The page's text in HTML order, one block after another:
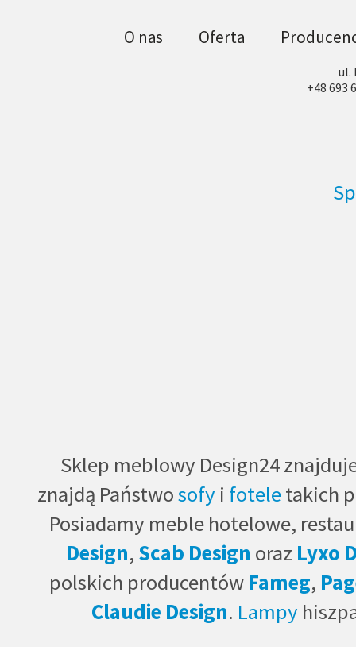
O nas Oferta
ul.
+48 693
Sklep meblowy Design24
znajdą Państwosofy i foteletakich
Posiadamy meble hotelowe,
Design, Scab Design oraz Lyxo
polskich producentów Fameg,
Claudie Design. Lampy